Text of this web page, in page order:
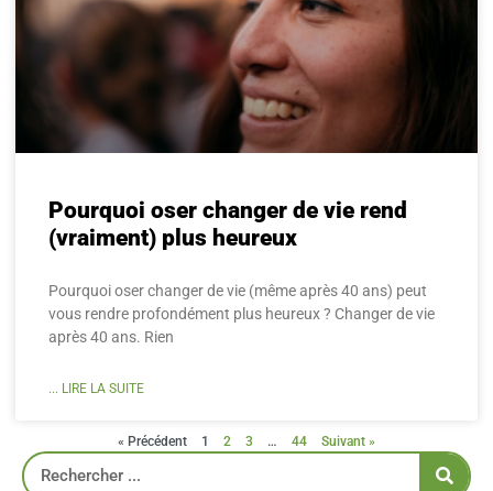
Pourquoi oser changer de vie rend
(vraiment) plus heureux
Pourquoi oser changer de vie (même après 40 ans) peut
vous rendre profondément plus heureux ? Changer de vie
après 40 ans. Rien
... LIRE LA SUITE
« Précédent 1 2 3 … 44 Suivant »